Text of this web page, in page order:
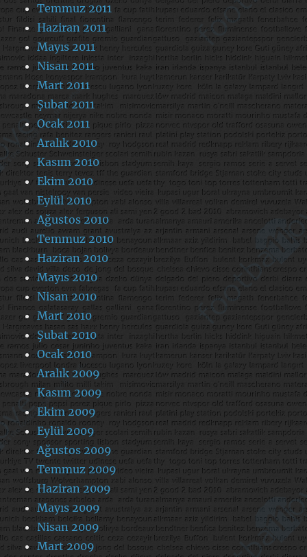
Temmuz 2011
Haziran 2011
Mayıs 2011
Nisan 2011
Mart 2011
Şubat 2011
Ocak 2011
Aralık 2010
Kasım 2010
Ekim 2010
Eylül 2010
Ağustos 2010
Temmuz 2010
Haziran 2010
Mayıs 2010
Nisan 2010
Mart 2010
Şubat 2010
Ocak 2010
Aralık 2009
Kasım 2009
Ekim 2009
Eylül 2009
Ağustos 2009
Temmuz 2009
Haziran 2009
Mayıs 2009
Nisan 2009
Mart 2009